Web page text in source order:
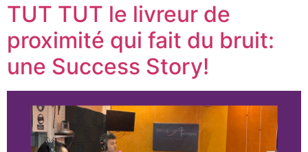
TUT TUT le livreur de
proximité qui fait du bruit:
une Success Story!